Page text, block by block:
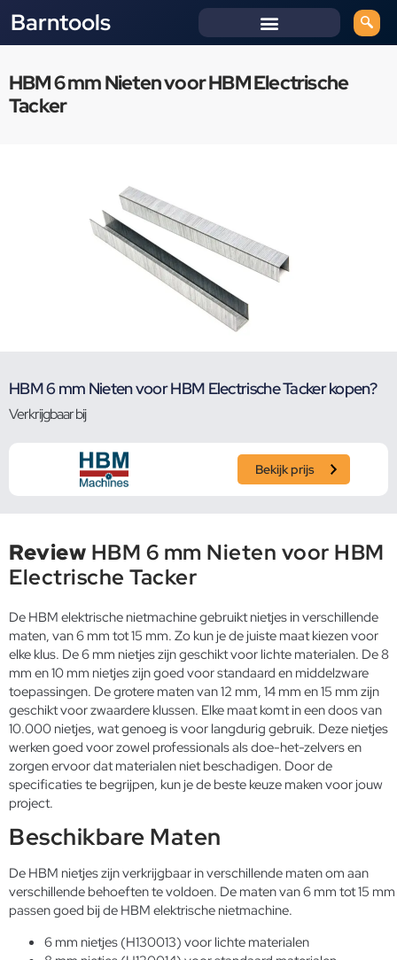
Barntools
HBM 6 mm Nieten voor HBM Electrische
Tacker
HBM 6 mm Nieten voor HBM Electrische Tacker kopen?
Verkrijgbaar bij
Bekijk prijs
Review HBM 6 mm Nieten voor HBM
Electrische Tacker
De HBM elektrische nietmachine gebruikt nietjes in verschillende
maten, van 6 mm tot 15 mm. Zo kun je de juiste maat kiezen voor
elke klus. De 6 mm nietjes zijn geschikt voor lichte materialen. De 8
mm en 10 mm nietjes zijn goed voor standaard en middelzware
toepassingen. De grotere maten van 12 mm, 14 mm en 15 mm zijn
geschikt voor zwaardere klussen. Elke maat komt in een doos van
10.000 nietjes, wat genoeg is voor langdurig gebruik. Deze nietjes
werken goed voor zowel professionals als doe-het-zelvers en
zorgen ervoor dat materialen niet beschadigen. Door de
specificaties te begrijpen, kun je de beste keuze maken voor jouw
project.
Beschikbare Maten
De HBM nietjes zijn verkrijgbaar in verschillende maten om aan
verschillende behoeften te voldoen. De maten van 6 mm tot 15 mm
passen goed bij de HBM elektrische nietmachine.
6 mm nietjes (H130013) voor lichte materialen